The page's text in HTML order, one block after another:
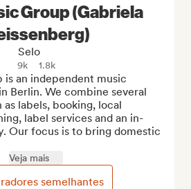
Group (Gabriela
Selo
9k 1.8k
is an independent music
Berlin. We combine several
labels, booking, local
label services and an in-
Our focus is to bring domestic
Veja mais
semelhantes